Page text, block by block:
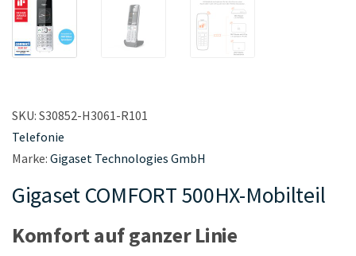
SKU: S30852-H3061-R101
Telefonie
Marke: Gigaset Technologies GmbH
Gigaset COMFORT 500HX-Mobilteil
Komfort auf ganzer Linie